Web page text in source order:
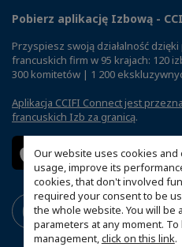
Our website uses cookies
usage, improve its
cookies, that don't involved
required your consent to be
the whole website. You will be
parameters at any moment.
management,click on this link.
Pobierz aplikację Izbową -
Przyspiesz swoją działalność
francuskich firm w 95 krajach: 120
300 komitetów | 1 200
Aplikacja CCIFI Connect jest
francuskich Izb za granicą.